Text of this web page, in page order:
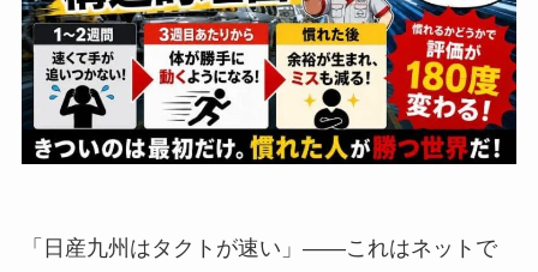
「日産九州はタクトが速い」――これはネットで